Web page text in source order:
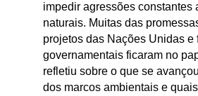
impedir agressões constantes
naturais. Muitas das
projetos das Nações Unidas e
governamentais ficaram no
refletiu sobre o que se
dos marcos ambientais e